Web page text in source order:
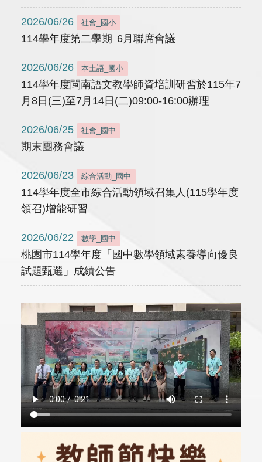
2026/06/26 社會_國小
114學年度第二學期 6月聯席會議
2026/06/26 本土語_國小
114學年度閩南語文教學師資培訓研習於115年7
月8日(三)至7月14日(二)09:00-16:00辦理
2026/06/25 社會_國中
期末團務會議
2026/06/23 綜合活動_國中
114學年度全市綜合活動領域召集人(115學年度
領召)增能研習
2026/06/22 數學_國中
桃園市114學年度「國中數學領域素養導向優良
試題甄選」成績公告